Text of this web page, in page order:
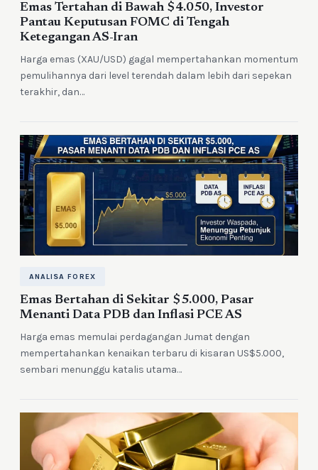
Emas Tertahan di Bawah $4.050, Investor
Pantau Keputusan FOMC di Tengah
Ketegangan AS-Iran
Harga emas (XAU/USD) gagal mempertahankan momentum
pemulihannya dari level terendah dalam lebih dari sepekan
terakhir, dan…
ANALISA FOREX
Emas Bertahan di Sekitar $5.000, Pasar
Menanti Data PDB dan Inflasi PCE AS
Harga emas memulai perdagangan Jumat dengan
mempertahankan kenaikan terbaru di kisaran US$5.000,
sembari menunggu katalis utama…